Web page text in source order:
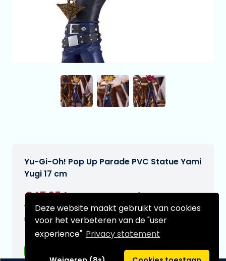
Deze website maakt gebruikt van cookies
voor het verbeteren van de "user
experience" Privacy statement
Yu-Gi-Oh! Pop Up Parade PVC Statue Yami
Yugi 17 cm
€47,95
Verwachtte leverdatum:
n.v.t.
Type: